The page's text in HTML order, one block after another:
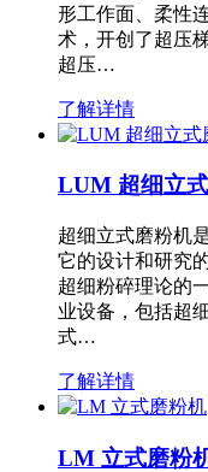
形工作面、柔性
术，开创了超压
超压…
了解详情
LUM 超细立
超细立式磨粉机
它的设计和研究
超细粉碎理论的
业设备，包括超
式…
了解详情
LM 立式磨粉